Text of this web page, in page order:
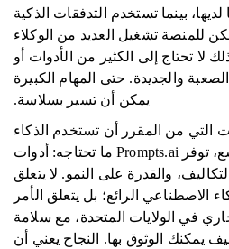
بينما تستخدم التدفقات الذكية
للمنصة تشغيل العديد من الوكلاء
لا تحتاج إلى الكثير من الأدوات أو
والجديدة. حتى المهام الكبيرة
يمكن أن تسير بسلاسة.
التي من المقرر أن تستخدم الذكاء
الاصطناعي على نطاق واسع، توفر Prompts.ai ما تحتاجه: أدوات
والقدرة على النمو. لا يتعلق
الاصطناعي الرائع؛ بل يتعلق الأمر
في الولايات المتحدة، مع سلامة
يمكنك الوثوق بها. النجاح يعني أن